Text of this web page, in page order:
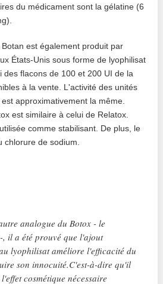
du médicament sont la gélatine (6
est également produit par
États-Unis sous forme de lyophilisat
des flacons de 100 et 200 UI de la
à la vente. L'activité des unités
approximativement la même.
est similaire à celui de Relatox.
comme stabilisant. De plus, le
chlorure de sodium.
analogue du Botox - le
, il a été prouvé que l'ajout
lyophilisat améliore l'efficacité du
son innocuité.C'est-à-dire qu'il
cosmétique nécessaire